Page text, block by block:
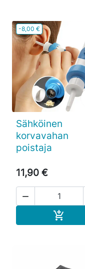
-8,00 €
Sähköinen
korvavahan
poistaja
11,90 €

